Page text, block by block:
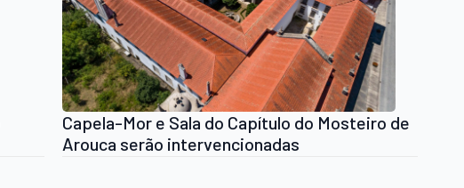
Capela-Mor e Sala do Capítulo do Mosteiro de
Arouca serão intervencionadas